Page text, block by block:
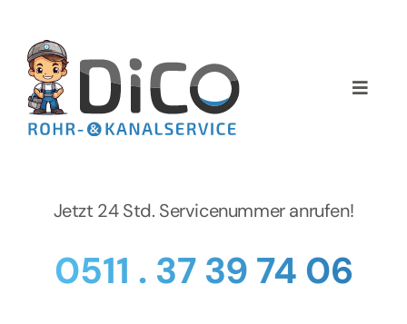
springen
Toggle
Home
Jetzt 24 Std. Servicenummer anrufen!
0511 . 37 39 74 06